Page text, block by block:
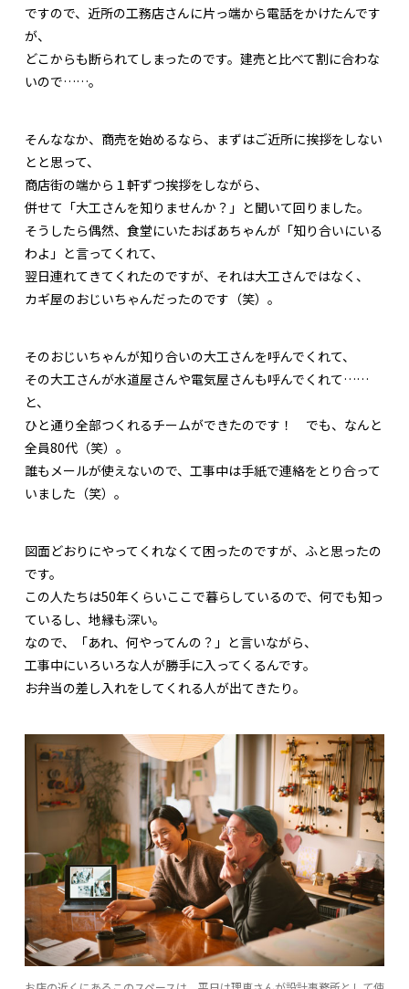
ですので、近所の工務店さんに片っ端から電話をかけたんです
が、
どこからも断られてしまったのです。建売と比べて割に合わな
いので……。
そんななか、商売を始めるなら、まずはご近所に挨拶をしない
とと思って、
商店街の端から１軒ずつ挨拶をしながら、
併せて「大工さんを知りませんか？」と聞いて回りました。
そうしたら偶然、食堂にいたおばあちゃんが「知り合いにいる
わよ」と言ってくれて、
翌日連れてきてくれたのですが、それは大工さんではなく、
カギ屋のおじいちゃんだったのです（笑）。
そのおじいちゃんが知り合いの大工さんを呼んでくれて、
その大工さんが水道屋さんや電気屋さんも呼んでくれて……
と、
ひと通り全部つくれるチームができたのです！ でも、なんと
全員80代（笑）。
誰もメールが使えないので、工事中は手紙で連絡をとり合って
いました（笑）。
図面どおりにやってくれなくて困ったのですが、ふと思ったの
です。
この人たちは50年くらいここで暮らしているので、何でも知っ
ているし、地縁も深い。
なので、「あれ、何やってんの？」と言いながら、
工事中にいろいろな人が勝手に入ってくるんです。
お弁当の差し入れをしてくれる人が出てきたり。